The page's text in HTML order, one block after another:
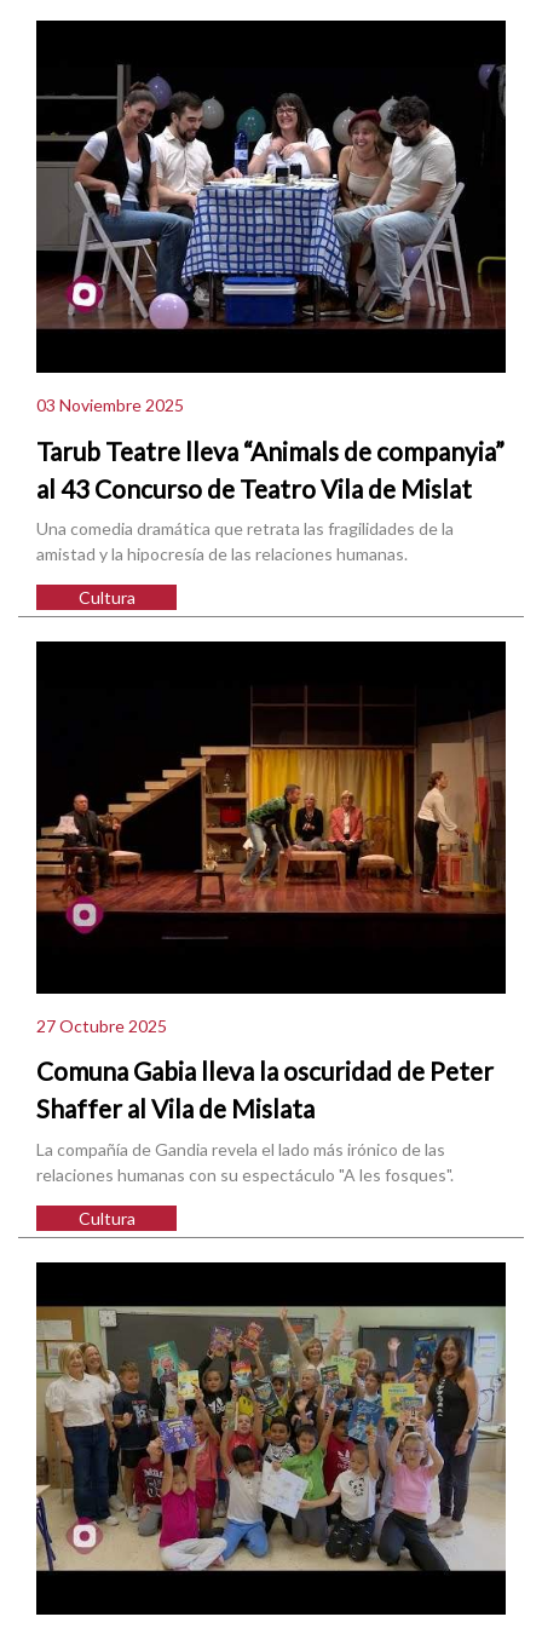
03 Noviembre 2025
Tarub Teatre lleva “Animals de companyia”
al 43 Concurso de Teatro Vila de Mislat
Una comedia dramática que retrata las fragilidades de la
amistad y la hipocresía de las relaciones humanas.
Cultura
27 Octubre 2025
Comuna Gabia lleva la oscuridad de Peter
Shaffer al Vila de Mislata
La compañía de Gandia revela el lado más irónico de las
relaciones humanas con su espectáculo "A les fosques".
Cultura